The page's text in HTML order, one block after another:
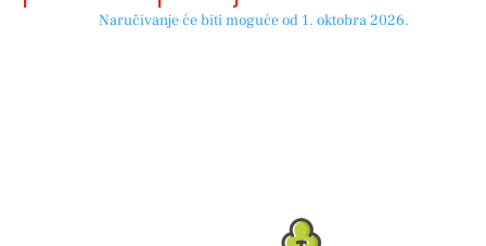
Naručivanje će biti moguće od 1. oktobra 2026.